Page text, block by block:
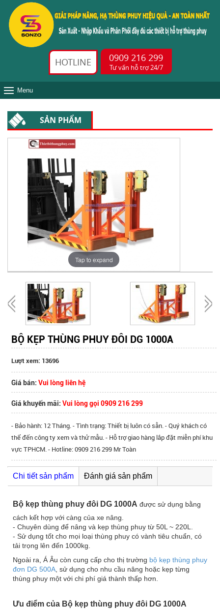
HOTLINE 0909 216 299
Tư vấn hỗ trợ 24/7
Menu
SẢN PHẨM
Tap to expand
BỘ KẸP THÙNG PHUY ĐÔI DG 1000A
Lượt xem: 13696
Giá bán:Vui lòng liên hệ
Giá khuyến mãi:Vui lòng gọi 0909 216 299
- Bảo hành: 12 Tháng. - Tình trạng: Thiết bị luôn có sẵn. - Quý khách có
thể đến công ty xem và thử mẫu. - Hỗ trợ giao hàng lắp đặt miễn phí khu
vực TPHCM. - Hotline: 0909 216 299 Mr Toàn
Chi tiết sản phẩm Đánh giá sản phẩm
Bộ kẹp thùng phuy đôi DG 1000A được sử dụng bằng
cách kết hợp với càng của xe nâng.
- Chuyên dùng để nâng và kẹp thùng phuy từ 50L ~ 220L.
- Sử dụng tốt cho mọi loại thùng phuy có vành tiêu chuẩn, có
tải trọng lên đến 1000kg.
Ngoài ra, Á Âu còn cung cấp cho thị trường bộ kẹp thùng phuy
đơn DG 500A , sử dụng cho nhu cầu nâng hoặc kẹp từng
thùng phuy một với chi phí giá thành thấp hơn.
Ưu điểm của Bộ kẹp thùng phuy đôi DG 1000A